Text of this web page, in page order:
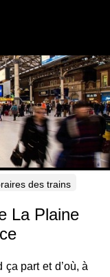
voiture
des trains
La Plaine
part et d’où, à